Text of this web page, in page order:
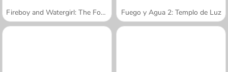
Fireboy and Watergirl: The Forest Temple Fuego y Agua 2: Templo de Luz